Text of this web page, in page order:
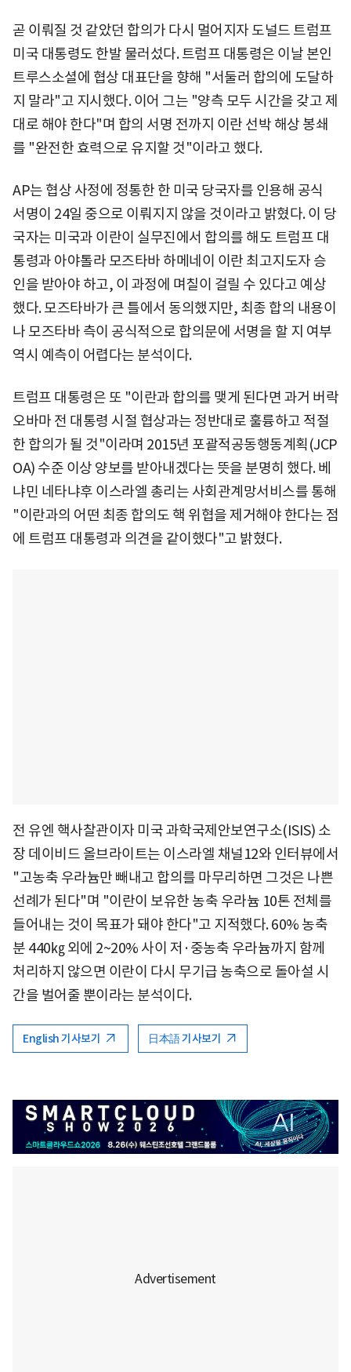
곧 이뤄질 것 같았던 합의가 다시 멀어지자 도널드 트럼프
미국 대통령도 한발 물러섰다. 트럼프 대통령은 이날 본인
트루스소셜에 협상 대표단을 향해 "서둘러 합의에 도달하
지 말라"고 지시했다. 이어 그는 "양측 모두 시간을 갖고 제
대로 해야 한다"며 합의 서명 전까지 이란 선박 해상 봉쇄
를 "완전한 효력으로 유지할 것"이라고 했다.
AP는 협상 사정에 정통한 한 미국 당국자를 인용해 공식
서명이 24일 중으로 이뤄지지 않을 것이라고 밝혔다. 이 당
국자는 미국과 이란이 실무진에서 합의를 해도 트럼프 대
통령과 아야톨라 모즈타바 하메네이 이란 최고지도자 승
인을 받아야 하고, 이 과정에 며칠이 걸릴 수 있다고 예상
했다. 모즈타바가 큰 틀에서 동의했지만, 최종 합의 내용이
나 모즈타바 측이 공식적으로 합의문에 서명을 할 지 여부
역시 예측이 어렵다는 분석이다.
트럼프 대통령은 또 "이란과 합의를 맺게 된다면 과거 버락
오바마 전 대통령 시절 협상과는 정반대로 훌륭하고 적절
한 합의가 될 것"이라며 2015년 포괄적공동행동계획(JCP
OA) 수준 이상 양보를 받아내겠다는 뜻을 분명히 했다. 베
냐민 네타냐후 이스라엘 총리는 사회관계망서비스를 통해
"이란과의 어떤 최종 합의도 핵 위협을 제거해야 한다는 점
에 트럼프 대통령과 의견을 같이했다"고 밝혔다.
전 유엔 핵사찰관이자 미국 과학국제안보연구소(ISIS) 소
장 데이비드 올브라이트는 이스라엘 채널12와 인터뷰에서
"고농축 우라늄만 빼내고 합의를 마무리하면 그것은 나쁜
선례가 된다"며 "이란이 보유한 농축 우라늄 10톤 전체를
들어내는 것이 목표가 돼야 한다"고 지적했다. 60% 농축
분 440㎏ 외에 2~20% 사이 저·중농축 우라늄까지 함께
처리하지 않으면 이란이 다시 무기급 농축으로 돌아설 시
간을 벌어줄 뿐이라는 분석이다.
English 기사보기 日本語 기사보기